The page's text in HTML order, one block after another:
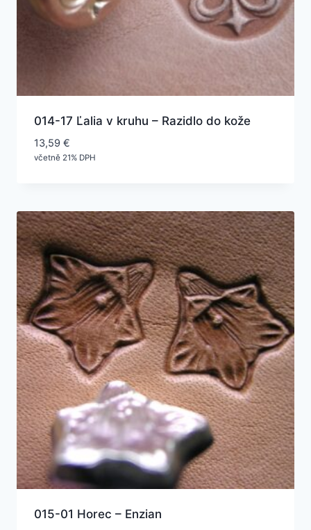
014-17 Ľalia v kruhu – Razidlo do kože
13,59 €
včetně 21% DPH
015-01 Horec – Enzian